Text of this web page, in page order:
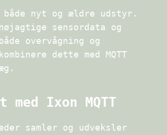
både nyt og ældre udstyr.
sensordata og
overvågning og
dette med MQTT
Ixon MQTT
samler og udveksler